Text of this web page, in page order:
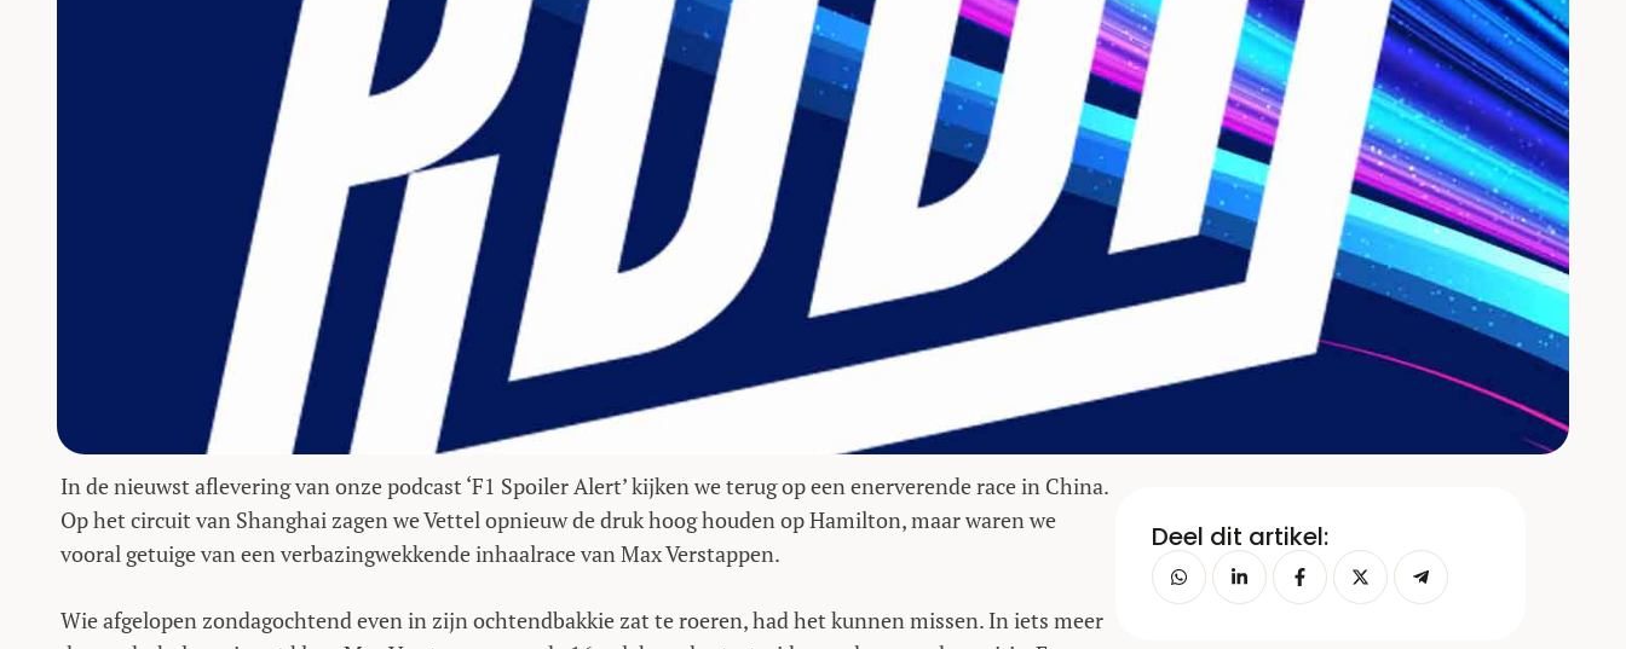
In de nieuwst aflevering van onze podcast ‘F1 Spoiler Alert’ kijken we terug op een enerverende race in China.
Op het circuit van Shanghai zagen we Vettel opnieuw de druk hoog houden op Hamilton, maar waren we
vooral getuige van een verbazingwekkende inhaalrace van Max Verstappen.
Wie afgelopen zondagochtend even in zijn ochtendbakkie zat te roeren, had het kunnen missen. In iets meer
Deel dit artikel: